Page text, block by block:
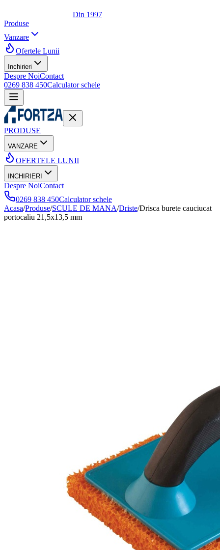
Din 1997
Produse
Vanzare
Ofertele Lunii
Inchirieri
Despre NoiContact
0269 838 450Calculator schele
PRODUSE
VANZARE
OFERTELE LUNII
INCHIRIERI
Despre NoiContact
0269 838 450Calculator schele
Acasa/Produse/SCULE DE MANA/Driste/Drisca burete cauciucat
portocaliu 21,5x13,5 mm